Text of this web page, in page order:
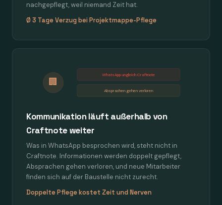
nachgepflegt, weil niemand Zeit hat.
Ø 3 Tage Verzug bei Projektmappe-Pflege
🏢
WhatsApp ungleich Craftnote
Absprachen gehen verloren
Kommunikation läuft außerhalb von
Craftnote weiter
Was in WhatsApp besprochen wird, steht nicht in
Craftnote. Informationen werden doppelt gepflegt,
Absprachen gehen verloren, und neue Mitarbeiter
finden sich auf der Baustelle nicht zurecht.
Doppelte Pflege kostet Zeit und Nerven